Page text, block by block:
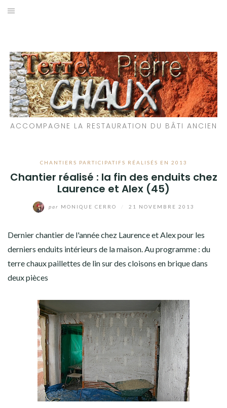
Aller
ACCOMPAGNE LA RESTAURATION DU BÂTI ANCIEN
CHANTIERS PARTICIPATIFS RÉALISÉS EN 2013
Chantier réalisé : la fin des enduits chez
Laurence et Alex (45)
par MONIQUE CERRO 21 NOVEMBRE 2013
Dernier chantier de l'année chez Laurence et Alex pour les
derniers enduits intérieurs de la maison. Au programme : du
terre chaux paillettes de lin sur des cloisons en brique dans
deux pièces
PARTICIPATIFS
CHANTIERS RÉALISÉS
QUE PROPOSONS-NOUS ?